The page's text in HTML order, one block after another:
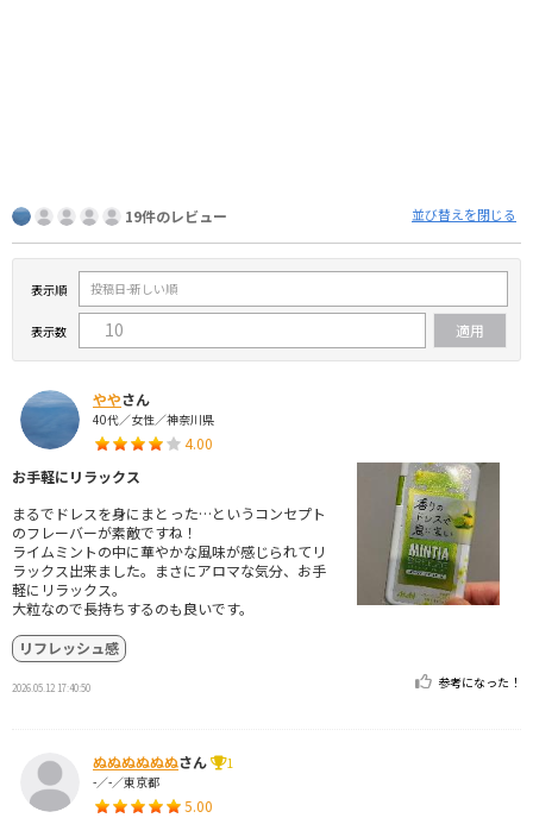
19件のレビュー 並び替えを閉じる
表示順
表示数
ややさん
40代／女性／神奈川県
4.00
お手軽にリラックス
まるでドレスを身にまとった…というコンセプト
のフレーバーが素敵ですね！
ライムミントの中に華やかな風味が感じられてリ
ラックス出来ました。まさにアロマな気分、お手
軽にリラックス。
大粒なので長持ちするのも良いです。
リフレッシュ感
2026.05.12 17:40:50 参考になった！
ぬぬぬぬぬぬさん
1
-／-／東京都
5.00